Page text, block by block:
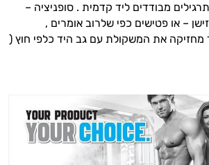
מבודדים ליד קדמית . סופניציה –
– או פטישים כפי שלרוב אומרים ,
מחזיקה את המשקולת עם גב היד כלפי חוץ (